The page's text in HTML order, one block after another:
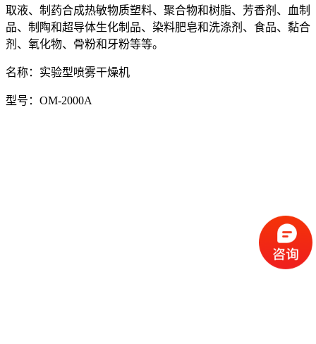
取液、制药合成热敏物质塑料、聚合物和树脂、芳香剂、血制
品、制陶和超导体生化制品、染料肥皂和洗涤剂、食品、黏合
剂、氧化物、骨粉和牙粉等等。
名称：实验型喷雾干燥机
型号：OM-2000A